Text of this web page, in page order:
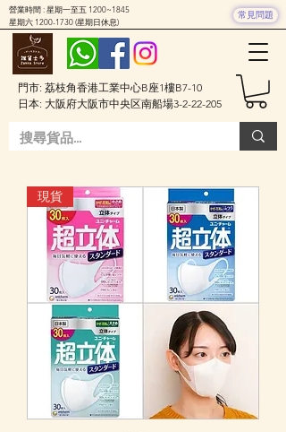
門市: 荔枝角香港工業中心B座1樓B7-10
日本: 大阪府大阪市中央区南船場3-2-22-205
營業時間 : 星期一至五 1200~1845
星期六 1200-1730(星期日休息)
常見問題
現貨